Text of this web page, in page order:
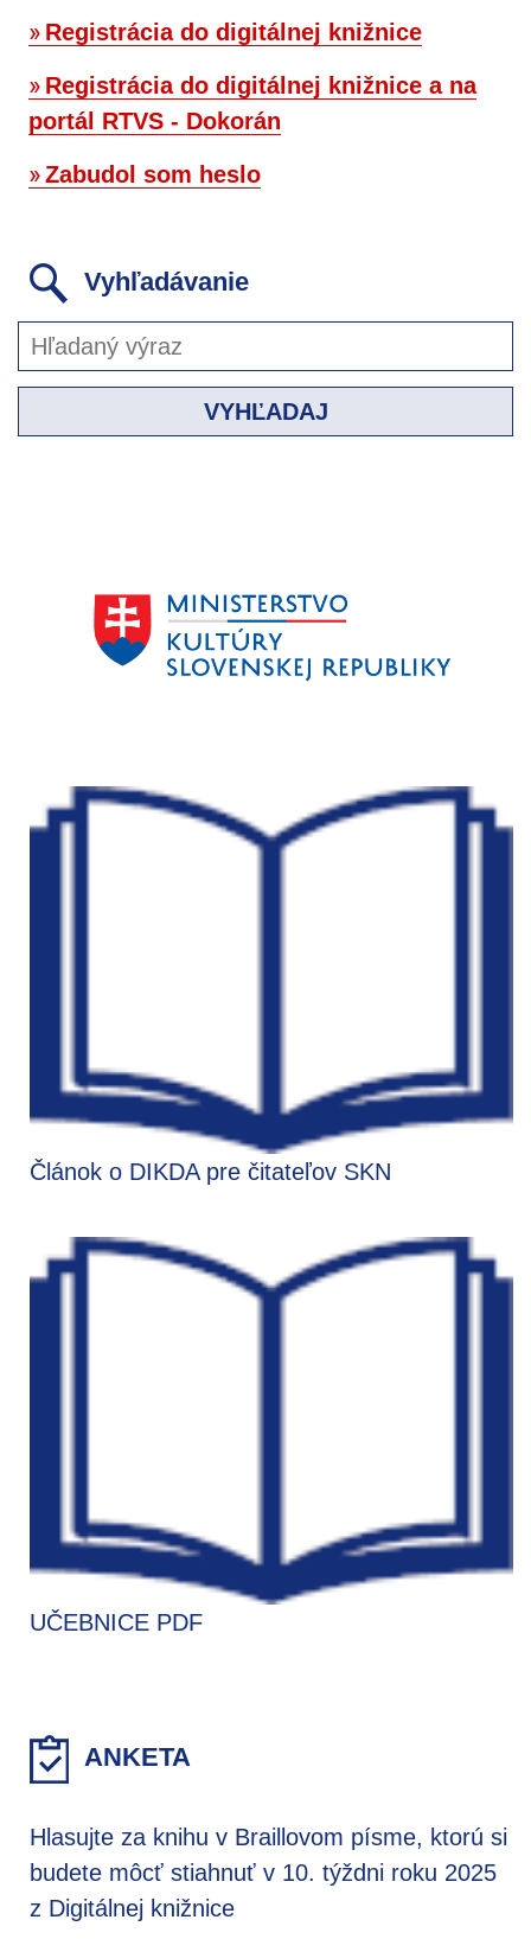
Registrácia do digitálnej knižnice
Registrácia do digitálnej knižnice a na
portál RTVS - Dokorán
Zabudol som heslo
Vyhľadávanie
VYHĽADAJ
Článok o DIKDA pre čitateľov SKN
UČEBNICE PDF
ANKETA
Hlasujte za knihu v Braillovom písme, ktorú si
budete môcť stiahnuť v 10. týždni roku 2025
z Digitálnej knižnice